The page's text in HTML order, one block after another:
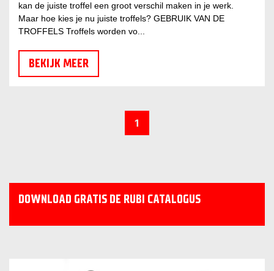
kan de juiste troffel een groot verschil maken in je werk.
Maar hoe kies je nu juiste troffels? GEBRUIK VAN DE
TROFFELS Troffels worden vo...
BEKIJK MEER
1
DOWNLOAD GRATIS DE RUBI CATALOGUS